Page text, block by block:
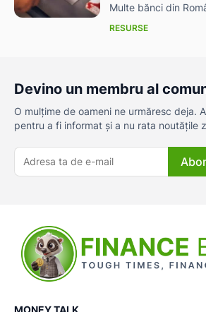
Multe bănci din
RESURSE
Devino un membru al
O mulțime de oameni ne urmăresc deja.
pentru a fi informat și a nu rata noutățile
MONEY TALK